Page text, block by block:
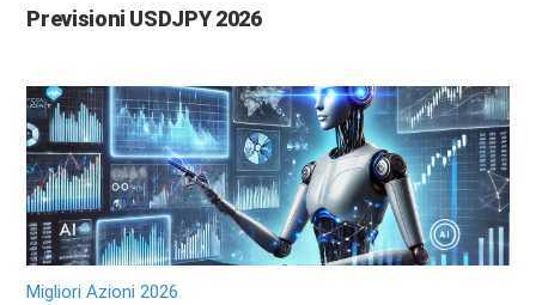
Previsioni USDJPY 2026
Migliori Azioni 2026